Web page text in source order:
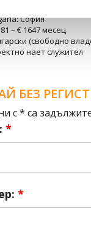
София
– € 1647 месец
(свободно
нает служител
БЕЗ
с * са
*
*